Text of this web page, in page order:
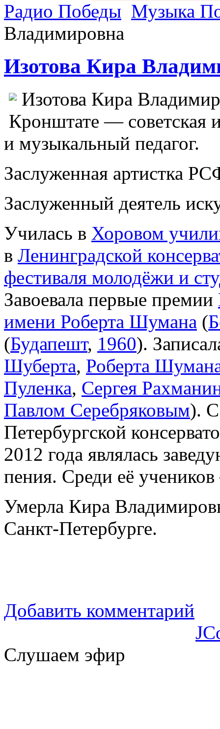
Радио Победы Музыка
Владимировна
Изотова Кира
Изотова Кира
Кронштате — советская
и музыкальный педагог.
Заслуженная артистка
Заслуженный деятель
Училась в Хоровом
в Ленинградской
фестиваля молодёжи и
Завоевала первые премии
имени Роберта Шумана (
(Будапешт, 1960).
Шуберта, Роберта
Пуленка, Сергея
Павлом Серебряковым).
Петербургской
2012 года являлась
пения. Среди её
Умерла Кира
Санкт-Петербурге.
Добавить комментарий
Слушаем эфир